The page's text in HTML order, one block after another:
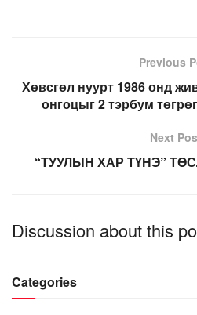
Previous
Хөвсгөл нуурт 1986 онд
онгоцыг 2 тэрбум
Next
“ТУУЛЫН ХАР ТҮНЭ”
Discussion about this
Categories